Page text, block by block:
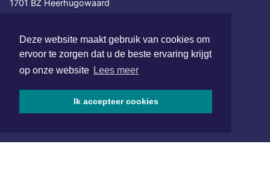
Deze website maakt gebruik van cookies om
ervoor te zorgen dat u de beste ervaring krijgt
op onze website Lees meer
Ik accepteer cookies
1701 BZ Heerhugowaard
redactie@xyto.nl
www.xyto.nl